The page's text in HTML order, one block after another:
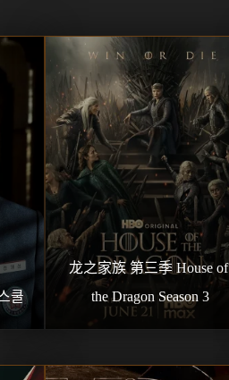
쿨
龙之家族 第三季 House of
the Dragon Season 3